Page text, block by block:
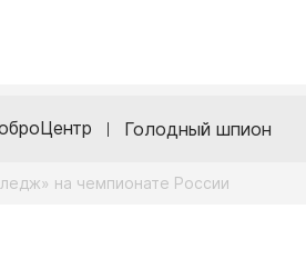
Голодный шпион
на чемпионате России